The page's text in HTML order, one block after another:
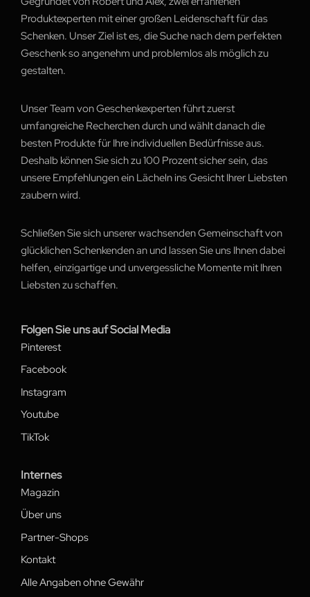
Produktexperten mit einer großen Leidenschaft für das
Schenken. Unser Ziel ist es, die Suche nach dem perfekten
Geschenk so angenehm und problemlos als möglich zu
gestalten.
Unser Team von Geschenkexperten führt zuerst
umfangreiche Recherchen durch und wählt danach die
besten Produkte für Ihre individuellen Bedürfnisse aus.
Deshalb können Sie sich zu 100 Prozent sicher sein, das
unsere Empfehlungen ein Lächeln ins Gesicht Ihrer Liebsten
zaubern wird.
Schließen Sie sich unserer wachsenden Gemeinschaft von
glücklichen Schenkenden an und lassen Sie uns Ihnen dabei
helfen, einzigartige und unvergessliche Momente mit Ihren
Liebsten zu schaffen.
Folgen Sie uns auf Social Media
Pinterest
Facebook
Instagram
Youtube
TikTok
Internes
Magazin
Über uns
Partner-Shops
Kontakt
Alle Angaben ohne Gewähr